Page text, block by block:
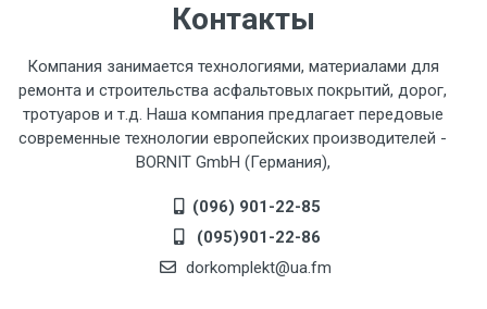
Контакты
Компания занимается технологиями, материалами для
ремонта и строительства асфальтовых покрытий, дорог,
тротуаров и т.д. Наша компания предлагает передовые
современные технологии европейских производителей -
BORNIT GmbH (Германия),
(096) 901-22-85
(095)901-22-86
dorkomplekt@ua.fm